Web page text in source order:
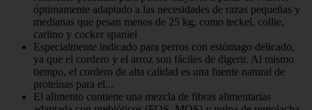
óptimamente adaptado a las necesidades de razas pequeñas y
medianas que pesan menos de 25 kg, como teckel, collie,
carlino y cocker spaniel
Especialmente indicado para perros con estómago delicado,
ya que el cordero y el arroz son fáciles de digerir. Al mismo
tiempo, el cordero de alta calidad es una fuente natural de
proteínas para el...
El alimento contiene una mezcla de fibras alimentarias